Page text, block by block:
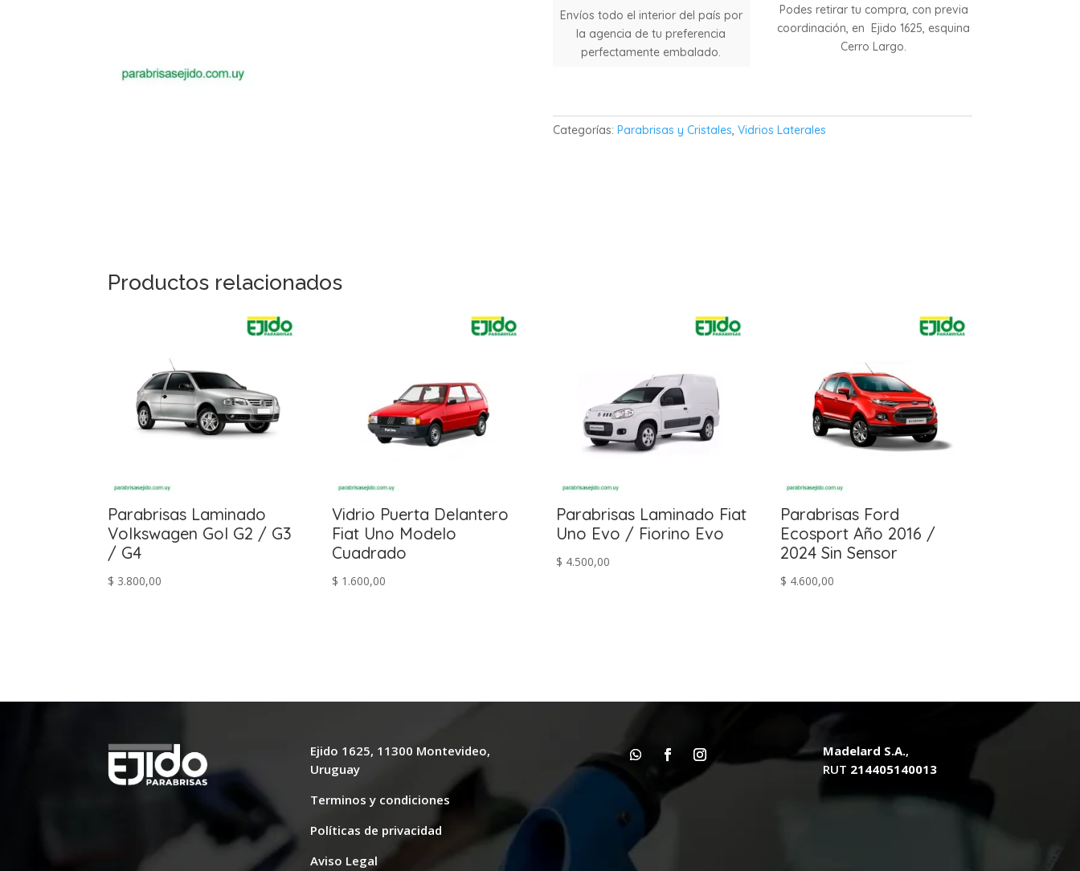
Envíos todo el interior del país por
la agencia de tu preferencia
perfectamente embalado.
Podes retirar tu compra, con previa
coordinación, en Ejido 1625, esquina
Cerro Largo.
Categorías:Parabrisas y Cristales,Vidrios Laterales
Productos relacionados
Parabrisas Laminado
Volkswagen Gol G2 / G3
/ G4
$ 3.800,00
Vidrio Puerta Delantero
Fiat Uno Modelo
Cuadrado
$ 1.600,00
Parabrisas Laminado Fiat
Uno Evo / Fiorino Evo
$ 4.500,00
Parabrisas Ford
Ecosport Año 2016 /
2024 Sin Sensor
$ 4.600,00
Ejido 1625, 11300 Montevideo,
Uruguay
Terminos y condiciones
Políticas de privacidad
Aviso Legal
Madelard S.A.,
RUT 214405140013